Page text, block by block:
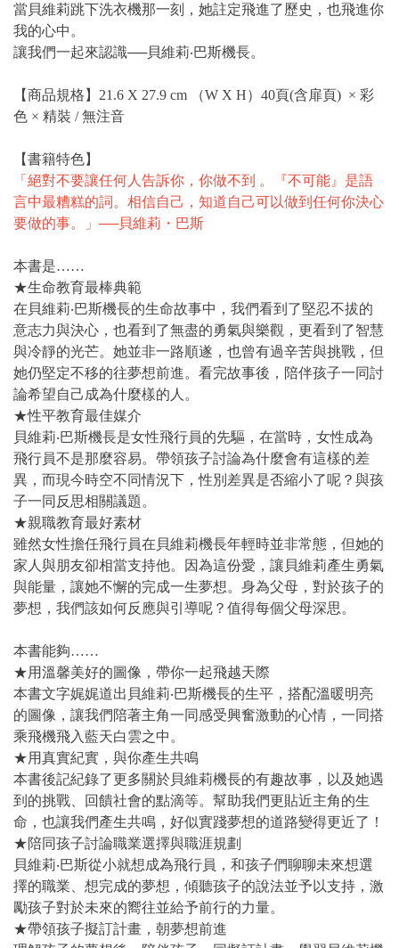
當貝維莉跳下洗衣機那一刻，她註定飛進了歷史，也飛進你
我的心中。
讓我們一起來認識──貝維莉‧巴斯機長。
【商品規格】21.6 X 27.9 cm （W X H）40頁(含扉頁) × 彩
色 × 精裝 / 無注音
【書籍特色】
「絕對不要讓任何人告訴你，你做不到 。『不可能』是語
言中最糟糕的詞。相信自己，知道自己可以做到任何你決心
要做的事。」──貝維莉・巴斯
本書是……
★生命教育最棒典範
在貝維莉‧巴斯機長的生命故事中，我們看到了堅忍不拔的
意志力與決心，也看到了無盡的勇氣與樂觀，更看到了智慧
與冷靜的光芒。她並非一路順遂，也曾有過辛苦與挑戰，但
她仍堅定不移的往夢想前進。看完故事後，陪伴孩子一同討
論希望自己成為什麼樣的人。
★性平教育最佳媒介
貝維莉‧巴斯機長是女性飛行員的先驅，在當時，女性成為
飛行員不是那麼容易。帶領孩子討論為什麼會有這樣的差
異，而現今時空不同情況下，性別差異是否縮小了呢？與孩
子一同反思相關議題。
★親職教育最好素材
雖然女性擔任飛行員在貝維莉機長年輕時並非常態，但她的
家人與朋友卻相當支持他。因為這份愛，讓貝維莉產生勇氣
與能量，讓她不懈的完成一生夢想。身為父母，對於孩子的
夢想，我們該如何反應與引導呢？值得每個父母深思。
本書能夠……
★用溫馨美好的圖像，帶你一起飛越天際
本書文字娓娓道出貝維莉‧巴斯機長的生平，搭配溫暖明亮
的圖像，讓我們陪著主角一同感受興奮激動的心情，一同搭
乘飛機飛入藍天白雲之中。
★用真實紀實，與你產生共鳴
本書後記紀錄了更多關於貝維莉機長的有趣故事，以及她遇
到的挑戰、回饋社會的點滴等。幫助我們更貼近主角的生
命，也讓我們產生共鳴，好似實踐夢想的道路變得更近了！
★陪同孩子討論職業選擇與職涯規劃
貝維莉‧巴斯從小就想成為飛行員，和孩子們聊聊未來想選
擇的職業、想完成的夢想，傾聽孩子的說法並予以支持，激
勵孩子對於未來的嚮往並給予前行的力量。
★帶領孩子擬訂計畫，朝夢想前進